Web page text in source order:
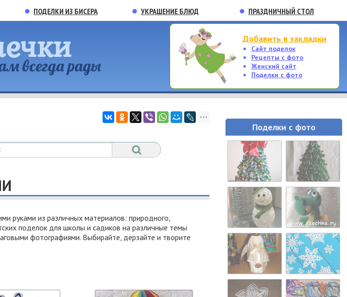
ПОДЕЛКИ ИЗ БИСЕРА УКРАШЕНИЕ БЛЮД ПРАЗДНИЧНЫЙ СТОЛ
всегда рады
Добавить в закладки
Сайт поделок
Рецепты с фото
Женский сайт
Поделки с фото
руками из различных материалов: природного,
поделок для школы и садиков на различные темы
фотографиями. Выбирайте, дерзайте и творите
Поделки с фото